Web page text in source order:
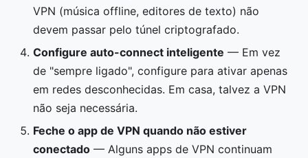
VPN (música offline, editores de texto) não
devem passar pelo túnel criptografado.
Configure auto-connect inteligente — Em vez
de "sempre ligado", configure para ativar apenas
em redes desconhecidas. Em casa, talvez a VPN
não seja necessária.
Feche o app de VPN quando não estiver
conectado — Alguns apps de VPN continuam